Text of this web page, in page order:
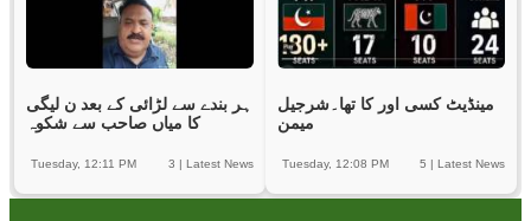
ہر بندے سے لڑائی کے بعد ن لیگی
کا میاں صاحب سے شکوہ
3 | Latest News
Tuesday, 12:11 PM
مینڈیٹ کسی اور کا تھا۔شرجیل
میمن
5 | Latest News
Tuesday, 12:08 PM